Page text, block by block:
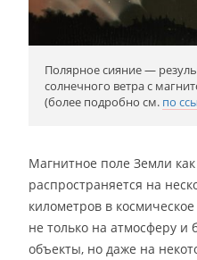
Полярное сияние —
солнечного ветра с
(более подробно см. по
Магнитное поле Земли
распространяется на
километров в
не только на атмосферу
объекты, но даже на